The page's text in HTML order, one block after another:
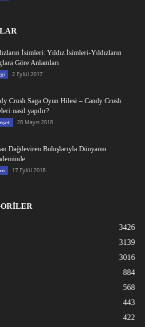
İsimleri: Yıldız İsimleri-Yıldızların
Göre Anlamları
2 Eylül 2017
Crush Saga Oyun Hilesi – Candy Crush
nasıl yapılır?
28 Mayıs 2018
Dağdeviren Buluşlarıyla Dünyanın
17 Eylül 2018
3426
3139
3016
884
568
443
422